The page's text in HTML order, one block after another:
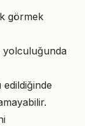
görmek
yolculuğunda